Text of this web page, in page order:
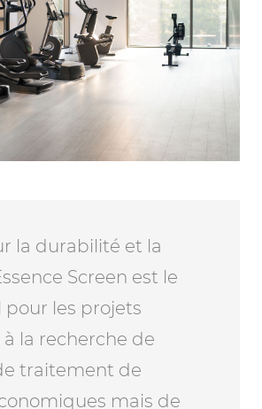
la durabilité et la
Screen est le
pour les projets
la recherche de
traitement de
mais de